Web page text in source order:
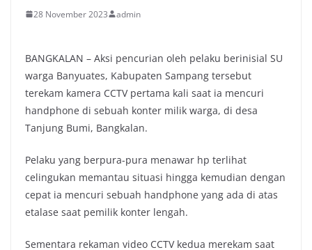
28 November 2023 admin
BANGKALAN – Aksi pencurian oleh pelaku berinisial SU
warga Banyuates, Kabupaten Sampang tersebut
terekam kamera CCTV pertama kali saat ia mencuri
handphone di sebuah konter milik warga, di desa
Tanjung Bumi, Bangkalan.
Pelaku yang berpura-pura menawar hp terlihat
celingukan memantau situasi hingga kemudian dengan
cepat ia mencuri sebuah handphone yang ada di atas
etalase saat pemilik konter lengah.
Sementara rekaman video CCTV kedua merekam saat